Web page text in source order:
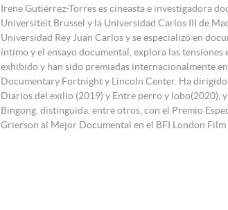
Irene Gutiérrez-Torres es cineasta e investigadora
Universiteit Brussel y la Universidad Carlos III de
Universidad Rey Juan Carlos y se especializó en
íntimo y el ensayo documental, explora las
exhibido y han sido premiadas internacionalmente
Documentary Fortnight y Lincoln Center. Ha
Diarios del exilio (2019) y Entre perro y lobo(2020),
Bingong, distinguida, entre otros, con el Premio
Grierson al Mejor Documental en el BFI London Film